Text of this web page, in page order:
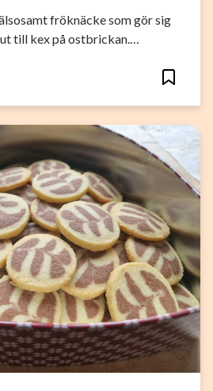
fröknäcke som gör sig
till kex på ostbrickan.…